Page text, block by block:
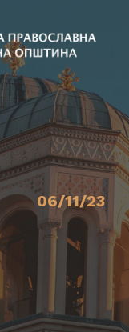
06/11/23